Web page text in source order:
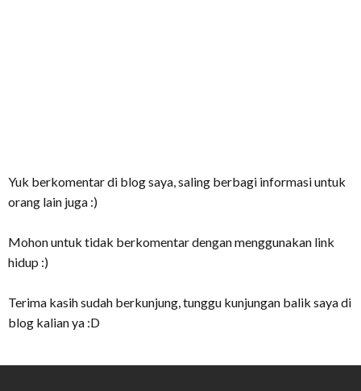
Yuk berkomentar di blog saya, saling berbagi informasi untuk
orang lain juga :)
Mohon untuk tidak berkomentar dengan menggunakan link
hidup :)
Terima kasih sudah berkunjung, tunggu kunjungan balik saya di
blog kalian ya :D